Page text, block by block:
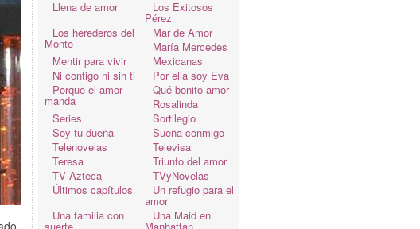
Llena de amor
Los Exitosos
Pérez
Los herederos del
Monte
Mar de Amor
María Mercedes
Mentir para vivir
Mexicanas
Ni contigo ni sin ti
Por ella soy Eva
Porque el amor
manda
Qué bonito amor
Rosalinda
Series
Sortilegio
Soy tu dueña
Sueña conmigo
Telenovelas
Televisa
Teresa
Triunfo del amor
TV Azteca
TVyNovelas
Últimos capítulos
Un refugio para el
amor
Una familia con
Una Maid en